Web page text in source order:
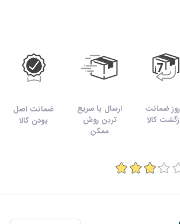
7 روز ضمانت
کالا
ارسال با سریع
ترین روش
ممکن
ضمانت اصل
بودن کالا